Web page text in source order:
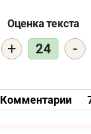
Оценка текста
+ 24 -
Комментарии